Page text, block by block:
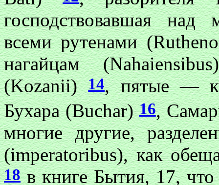
господствовавшая над
всеми рутенами
нагайцам
(Kozanii)14, пятые —
Бухара (Buchar)16,
многие другие,
(imperatoribus), как
18в книге Бытия, 17, что